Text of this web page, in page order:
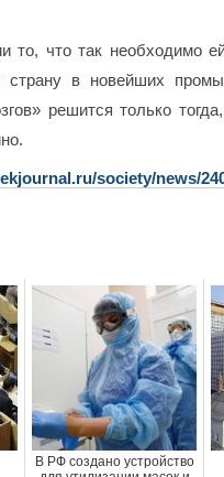
то, что так необходимо
страну в новейших
решится только
society/news/
В РФ создано устройство